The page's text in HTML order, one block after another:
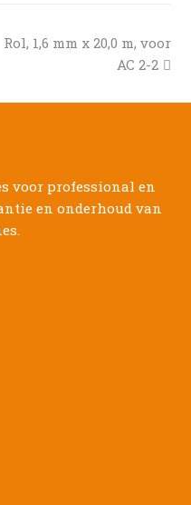
next
Rol, 1,6 mm x 20,0 m, voor
AC 2-2
voor professional en
en onderhoud van